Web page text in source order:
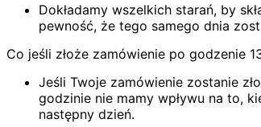
Dokładamy wszelkich starań, by
pewność, że tego samego dnia
Co jeśli złoże zamówienie po godzenie
Jeśli Twoje zamówienie zostanie
godzinie nie mamy wpływu na to,
następny dzień.